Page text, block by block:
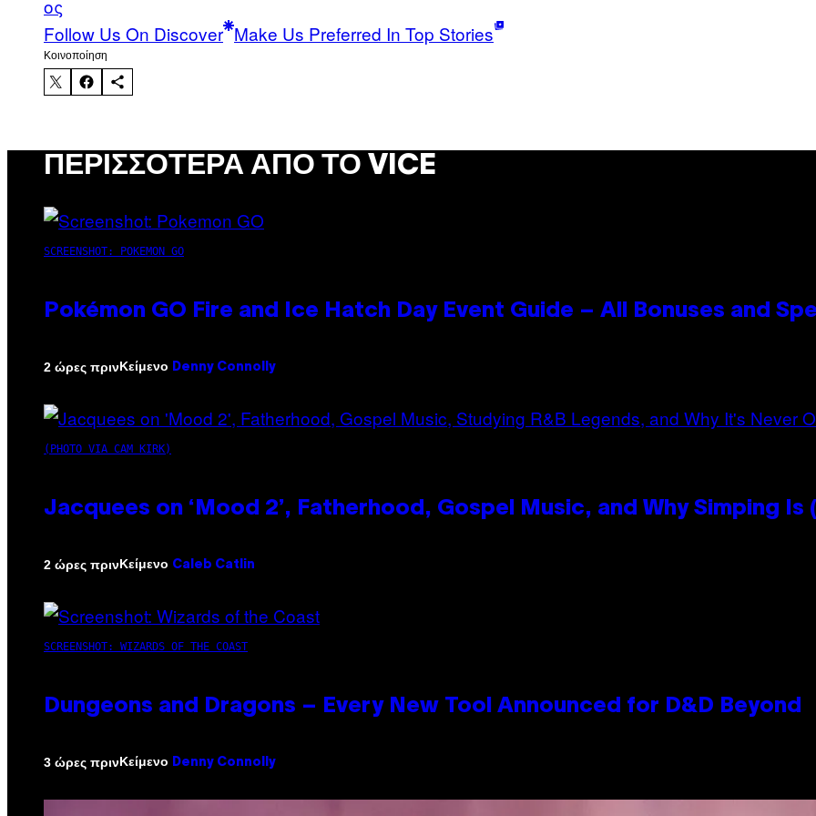
ος
Follow Us On Discover Make Us Preferred In Top Stories
Kοινοποίηση
ΠΕΡΙΣΣΌΤΕΡΑ ΑΠΌ ΤΟ VICE
SCREENSHOT: POKEMON GO
Pokémon GO Fire and Ice Hatch Day Event Guide – All Bonuses and
2 ώρες πρινΚείμενο Denny Connolly
(PHOTO VIA CAM KIRK)
Jacquees on ‘Mood 2’, Fatherhood, Gospel Music, and Why Simping Is
2 ώρες πρινΚείμενο Caleb Catlin
SCREENSHOT: WIZARDS OF THE COAST
Dungeons and Dragons – Every New Tool Announced for D&D Beyond
3 ώρες πρινΚείμενο Denny Connolly